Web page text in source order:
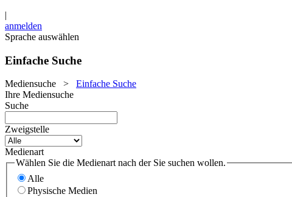
|
anmelden
Sprache auswählen
Einfache Suche
Mediensuche > Einfache Suche
Ihre Mediensuche
Suche
Zweigstelle
Medienart
Wählen Sie die Medienart nach der Sie suchen wollen.
Alle
Physische Medien